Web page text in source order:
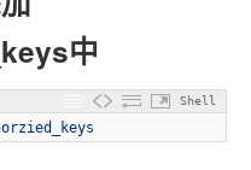
中
Shell